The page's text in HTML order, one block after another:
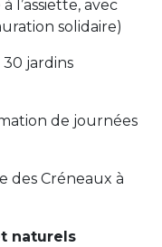
l’assiette, avec
solidaire)
jardins
de journées
des Créneaux à
naturels